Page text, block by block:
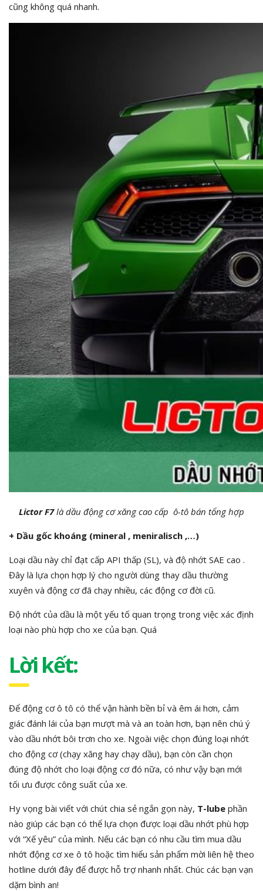
cũng không quá nhanh.
Lictor F7là dầu động cơ xăng cao cấp ô-tô bán tổng hợp
+ Dầu gốc khoáng (mineral , meniralisch ,…)
Loại dầu này chỉ đạt cấp API thấp (SL), và độ nhớt SAE cao .
Đây là lựa chọn hợp lý cho người dùng thay dầu thường
xuyên và động cơ đã chạy nhiều, các động cơ đời cũ.
Độ nhớt của dầu là một yếu tố quan trọng trong việc xác định
loại nào phù hợp cho xe của bạn. Quá
Lời kết:
Để động cơ ô tô có thể vận hành bền bỉ và êm ái hơn, cảm
giác đánh lái của bạn mượt mà và an toàn hơn, bạn nên chú ý
vào dầu nhớt bôi trơn cho xe. Ngoài việc chọn đúng loại nhớt
cho động cơ (chạy xăng hay chạy dầu), bạn còn cần chọn
đúng độ nhớt cho loại động cơ đó nữa, có như vậy bạn mới
tối ưu được công suất của xe.
Hy vọng bài viết với chút chia sẻ ngắn gọn này, T-lube phần
nào giúp các bạn có thể lựa chọn được loại dầu nhớt phù hợp
với “Xế yêu” của mình. Nếu các bạn có nhu cầu tìm mua dầu
nhớt động cơ xe ô tô hoặc tìm hiểu sản phẩm mời liên hệ theo
hotline dưới đây để được hỗ trợ nhanh nhất. Chúc các bạn vạn
dặm bình an!